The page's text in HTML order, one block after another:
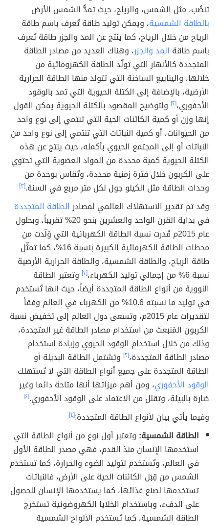
تنضُب، مثل الشمس، والرياح، حيث تمدُّ الشمس الأرض
بالطاقة الشمسية، ويمكن توليد طاقة تُعرف باسم طاقة
الرياح من خلال الرياح، كما ينتج عن المد والجزر طاقة تُعرف
باسم طاقة المد والجزر، وهناك العديد من مصادر الطاقة
المتجددة كالأنهار التي تولّد الطاقة الكهرومائية من
خلالها، والينابيع الساخنة التي تتولد منها الطاقة الحرارية
الأرضية، بالإضافة إلى الكتلة الحيوية التي تمد بالوقود
الأحفوري،[٢]
ولتوضيح المقصود بالكتلة الحيوية يمكن القول
إنها وزن أو كمية الكائنات الحية التي تنتمي إلى نوع واحد
من الحيوانات، أو كمية النباتات التي تنتمي إلى نوع واحد من
النباتات أو إلى المجتمع الحيوي بأكمله، حيث ينتج عن هذه
الكتلة الحيوية كمية محددة من المواد العضوية التي تحتوي
على الكربون خلال فترة زمنية محددة، وتُقاس بوحدة من
وحدات الطاقة مثل الكيلو جول لكل متر مربع في السنة.[٣]
وقد تم تقدير الاستهلاك العالمي لمصادرالطاقة المتجددة
في بداية القرن الواحد والعشرين بنحو 20% تقريباً، وبحلول
عام 2015م قُدرت نسبة الطاقة الكهربائية التي وُلّدت من
محطات الطاقة الكهرمائية الكبيرة بنسبة 16%، كما تمثّل
طاقة الرياح، والطاقة الشمسية، والطاقة الحرارية الأرضية
نسبة 6% من إجمالي توليد الكهرباء،
[٢]
وتعتبر الطاقة
النووية من أنواع الطاقة المتجددة أيضاً، حيث إنها تُستخدم
في توليد ما نسبته 10.6% من الكهرباء في العالم وفقاً
لتقديرات عام 2015م، وتسعى دول العالم إلى تخفيض نسبة
الكربون المُنبعث من استخدام مصادر الطاقة غير المتجددة،
وذلك من خلال استخدام الوقود الحيوي وزيادة استخدام
مصادر الطاقة المتجددة،[٢]
وتشتمل الطاقة البديلة أو
الطاقة المتجددة على جميع أنواع الطاقة التي لا تَستهلك
الوقود الأحفوري، ومن أهم ميزاتها أنها متاحة دائما وغير
ضارة بالبيئة، وتقلل من الاعتماد على الوقود الأحفوري.[٤]
وفيما يأتي بيان لأنواع الطاقة المتجددة:[٤]
الطاقة الشمسية: وتعتبر أول نوع من أنواع الطاقة التي
استخدمها الإنسان منذ القدم، فهي مصدر الطاقة الأول
في العالم، وتُستخدم لتوليد الضوء والحرارة، كما تستخدم
الشمس من قِبَل الكائنات الحية على الأرض، فالنباتات
تستخدمها لصنع غذائها، كما يستخدمها الإنسان للحصول
على الدفء، وباستخدام الخلايا الكهروضوئية تستخرج
الطاقة الشمسية، كما تُستخدم الألواح الشمسية